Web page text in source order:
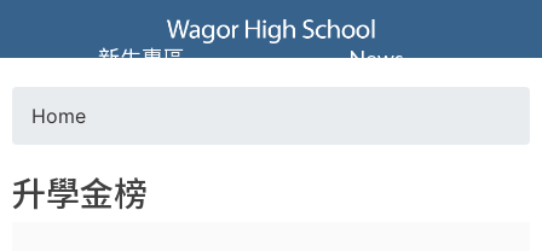
Jump to navigation
葳
格
高
o
Home
升學金榜
新生專區 News